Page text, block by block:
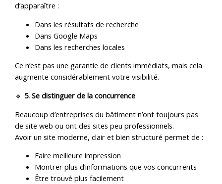
d’apparaître :
Dans les résultats de recherche
Dans Google Maps
Dans les recherches locales
Ce n’est pas une garantie de clients immédiats, mais cela
augmente considérablement votre visibilité.
🔹 5. Se distinguer de la concurrence
Beaucoup d’entreprises du bâtiment n’ont toujours pas
de site web ou ont des sites peu professionnels.
Avoir un site moderne, clair et bien structuré permet de :
Faire meilleure impression
Montrer plus d’informations que vos concurrents
Être trouvé plus facilement